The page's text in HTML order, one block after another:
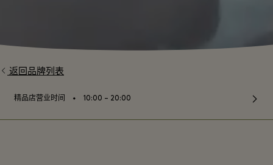
返回品牌列表
精品店营业时间 ⬩ 10:00 – 20:00